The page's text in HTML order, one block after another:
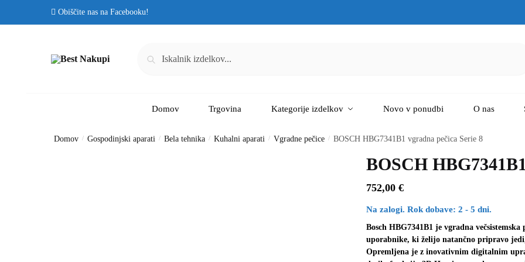
Obiščite nas na Facebooku!
Domov Trgovina Kategorije izdelkov Novo v ponudbi O nas
Domov / Gospodinjski aparati / Bela tehnika / Kuhalni aparati / Vgradne pečice / BOSCH HBG7341B1 vgradna pečica Serie 8
BOSCH
752,00€
Na zalogi. Rok dobave: 2 - 5 dni.
Bosch HBG7341B1 je vgradna
uporabnike, ki želijo natančno pripravo
Opremljena je z inovativnim digitalnim